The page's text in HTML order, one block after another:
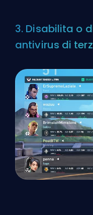
3. Disabilita o
antivirus di